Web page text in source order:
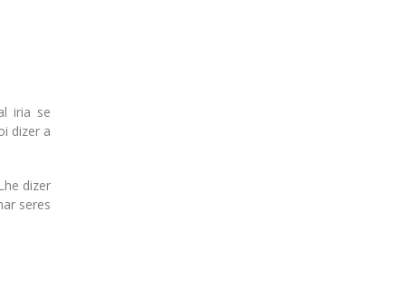
iria se
dizer a
dizer
seres